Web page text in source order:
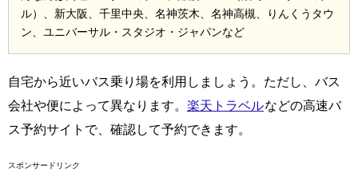
ル）、新大阪、千里中央、名神茨木、名神高槻、りんくうタウ
ン、ユニバーサル・スタジオ・ジャパンなど
自宅から近いバス乗り場を利用しましょう。ただし、バス
会社や便によって異なります。 楽天トラベルなどの高速バ
ス予約サイトで、確認して予約できます。
スポンサードリンク